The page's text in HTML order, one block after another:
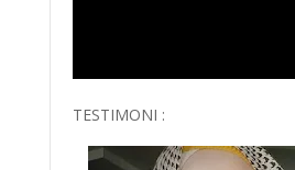
TESTIMONI :